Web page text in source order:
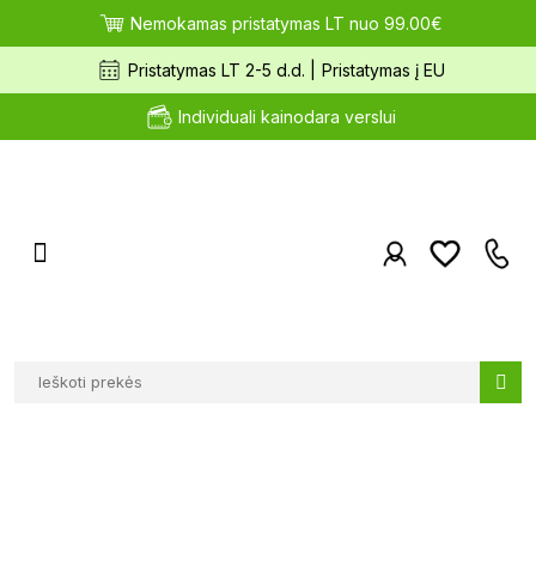
Nemokamas pristatymas LT nuo 99.00€
Pristatymas LT 2-5 d.d. | Pristatymas į EU
Individuali kainodara verslui